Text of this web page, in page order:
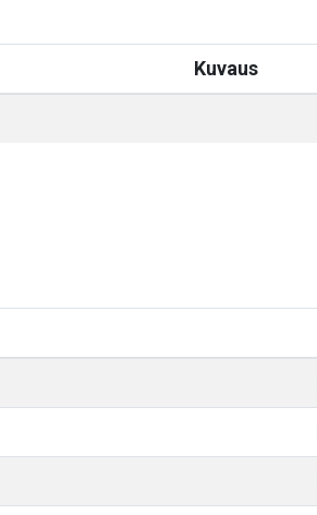
Kuvaus